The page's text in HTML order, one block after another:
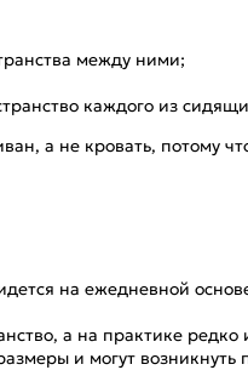
между ними;
каждого из
а не кровать, потому
на ежедневной
а на практике
и могут возникнуть